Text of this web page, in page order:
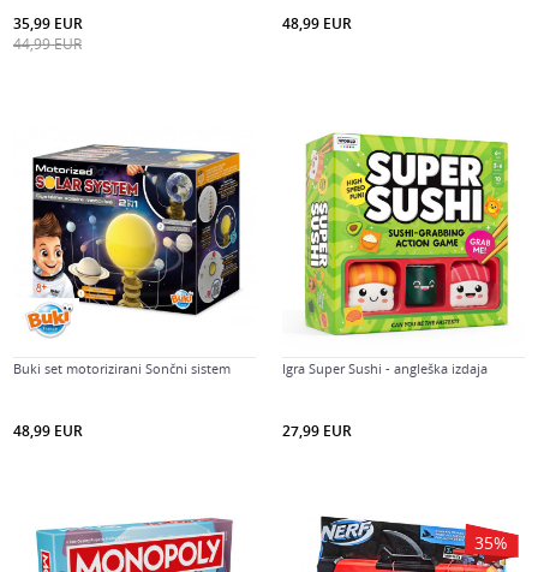
35,99 EUR
44,99EUR
48,99 EUR
Buki set motorizirani Sončni sistem
48,99 EUR
Igra Super Sushi - angleška izdaja
27,99 EUR
35%